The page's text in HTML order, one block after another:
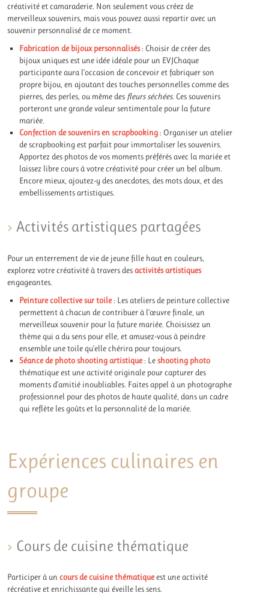
créativité et camaraderie. Non seulement vous créez de
merveilleux souvenirs, mais vous pouvez aussi repartir avec un
souvenir personnalisé de ce moment.
Fabrication de bijoux personnalisés: Choisir de créer des
bijoux uniques est une idée idéale pour un EVJChaque
participante aura l’occasion de concevoir et fabriquer son
propre bijou, en ajoutant des touches personnelles comme des
pierres, des perles, ou même des fleurs séchées. Ces souvenirs
porteront une grande valeur sentimentale pour la future
mariée.
Confection de souvenirs en scrapbooking : Organiser un atelier
de scrapbooking est parfait pour immortaliser les souvenirs.
Apportez des photos de vos moments préférés avec la mariée et
laissez libre cours à votre créativité pour créer un bel album.
Encore mieux, ajoutez-y des anecdotes, des mots doux, et des
embellissements artistiques.
Activités artistiques partagées
Pour un enterrement de vie de jeune fille haut en couleurs,
explorez votre créativité à travers desactivités artistiques
engageantes.
Peinture collective sur toile: Les ateliers de peinture collective
permettent à chacun de contribuer à l’œuvre finale, un
merveilleux souvenir pour la future mariée. Choisissez un
thème qui a du sens pour elle, et amusez-vous à peindre
ensemble une toile qu’elle chérira pour toujours.
Séance de photo shooting artistique: Leshooting photo
thématique est une activité originale pour capturer des
moments d’amitié inoubliables. Faites appel à un photographe
professionnel pour des photos de haute qualité, dans un cadre
qui reflète les goûts et la personnalité de la mariée.
Expériences culinaires en
groupe
Cours de cuisine thématique
Participer à uncours de cuisine thématiqueest une activité
récréative et enrichissante qui éveille les sens.